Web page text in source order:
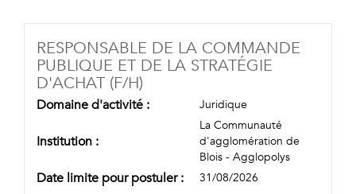
RESPONSABLE DE LA COMMANDE
PUBLIQUE ET DE LA STRATÉGIE
D'ACHAT (F/H)
Domaine d'activité : Juridique
Institution :
La Communauté
d'agglomération de
Blois - Agglopolys
Date limite pour postuler : 31/08/2026